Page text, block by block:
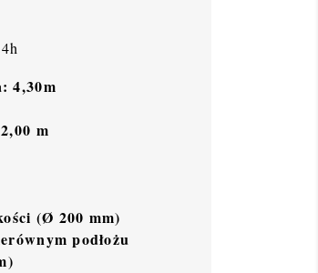
4,30m
m
(Ø 200 mm)
podłożu